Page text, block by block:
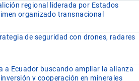
regional liderada por Estados
organizado transnacional
de seguridad con drones, radares
a Ecuador buscando ampliar la alianza
y cooperación en minerales